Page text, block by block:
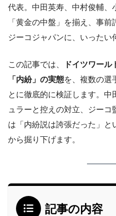
代表。中田英寿、中村俊輔、
「黄金の中盤」を揃え、事
ジーコジャパンに、いったい
この記事では、
ドイツワー
「内紛」の実態を、複数の選
とに徹底的に検証します。
ュラーと控えの対立、ジー
は「内紛説は誇張だった」と
から掘り下げます。
記事の内容